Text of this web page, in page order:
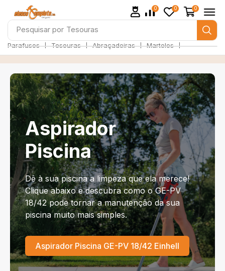
Pesquisar por Parafusos
Parafusos ❘ Tesouras ❘ Abraçadeiras ❘ Martelos ❘
0 0 0
Aspirador
Piscina
Dê à sua piscina a limpeza que ela merece!
Clique abaixo e descubra como o GE-PV
18/42 pode tornar a manutenção da sua
piscina muito mais simples.
Aspirador Piscina GE-PV 18/42 Einhell